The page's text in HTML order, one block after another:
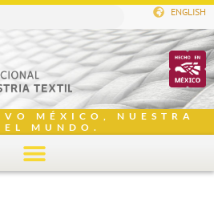
ENGLISH
MÉXICO, NUESTRA
EL MUNDO.